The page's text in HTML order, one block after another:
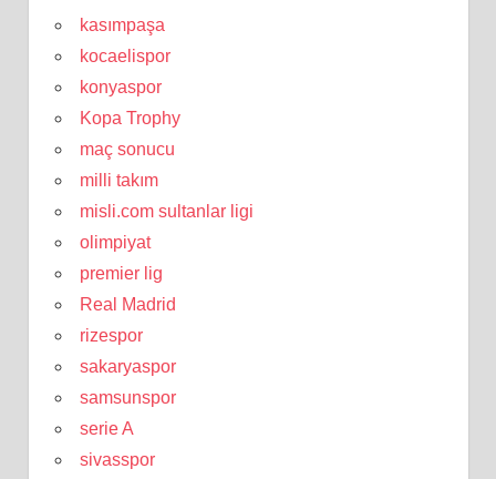
kasımpaşa
kocaelispor
konyaspor
Kopa Trophy
maç sonucu
milli takım
misli.com sultanlar ligi
olimpiyat
premier lig
Real Madrid
rizespor
sakaryaspor
samsunspor
serie A
sivasspor